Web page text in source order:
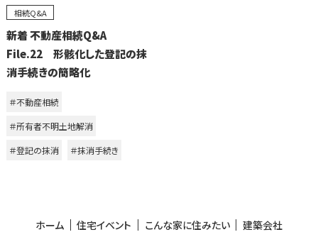
相続Q&A
新着 不動産相続Q&A
File.22 形骸化した登記の抹
消手続きの簡略化
＃不動産相続
＃所有者不明土地解消
＃登記の抹消
＃抹消手続き
ホーム 住宅イベント こんな家に住みたい
建築会社